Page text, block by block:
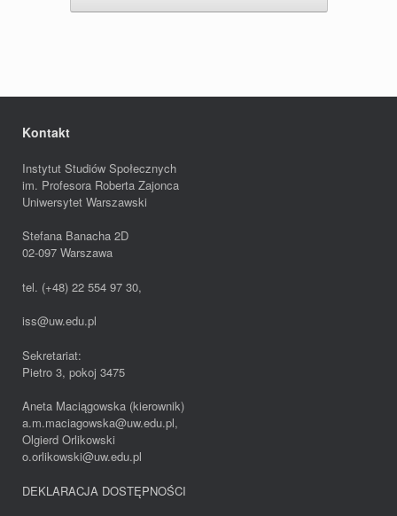
Kontakt
Instytut Studiów Społecznych
im. Profesora Roberta Zajonca
Uniwersytet Warszawski
Stefana Banacha 2D
02-097 Warszawa
tel. (+48) 22 554 97 30,
iss@uw.edu.pl
Sekretariat:
Pietro 3, pokoj 3475
Aneta Maciągowska (kierownik)
a.m.maciagowska@uw.edu.pl,
Olgierd Orlikowski
o.orlikowski@uw.edu.pl
DEKLARACJA DOSTĘPNOŚCI